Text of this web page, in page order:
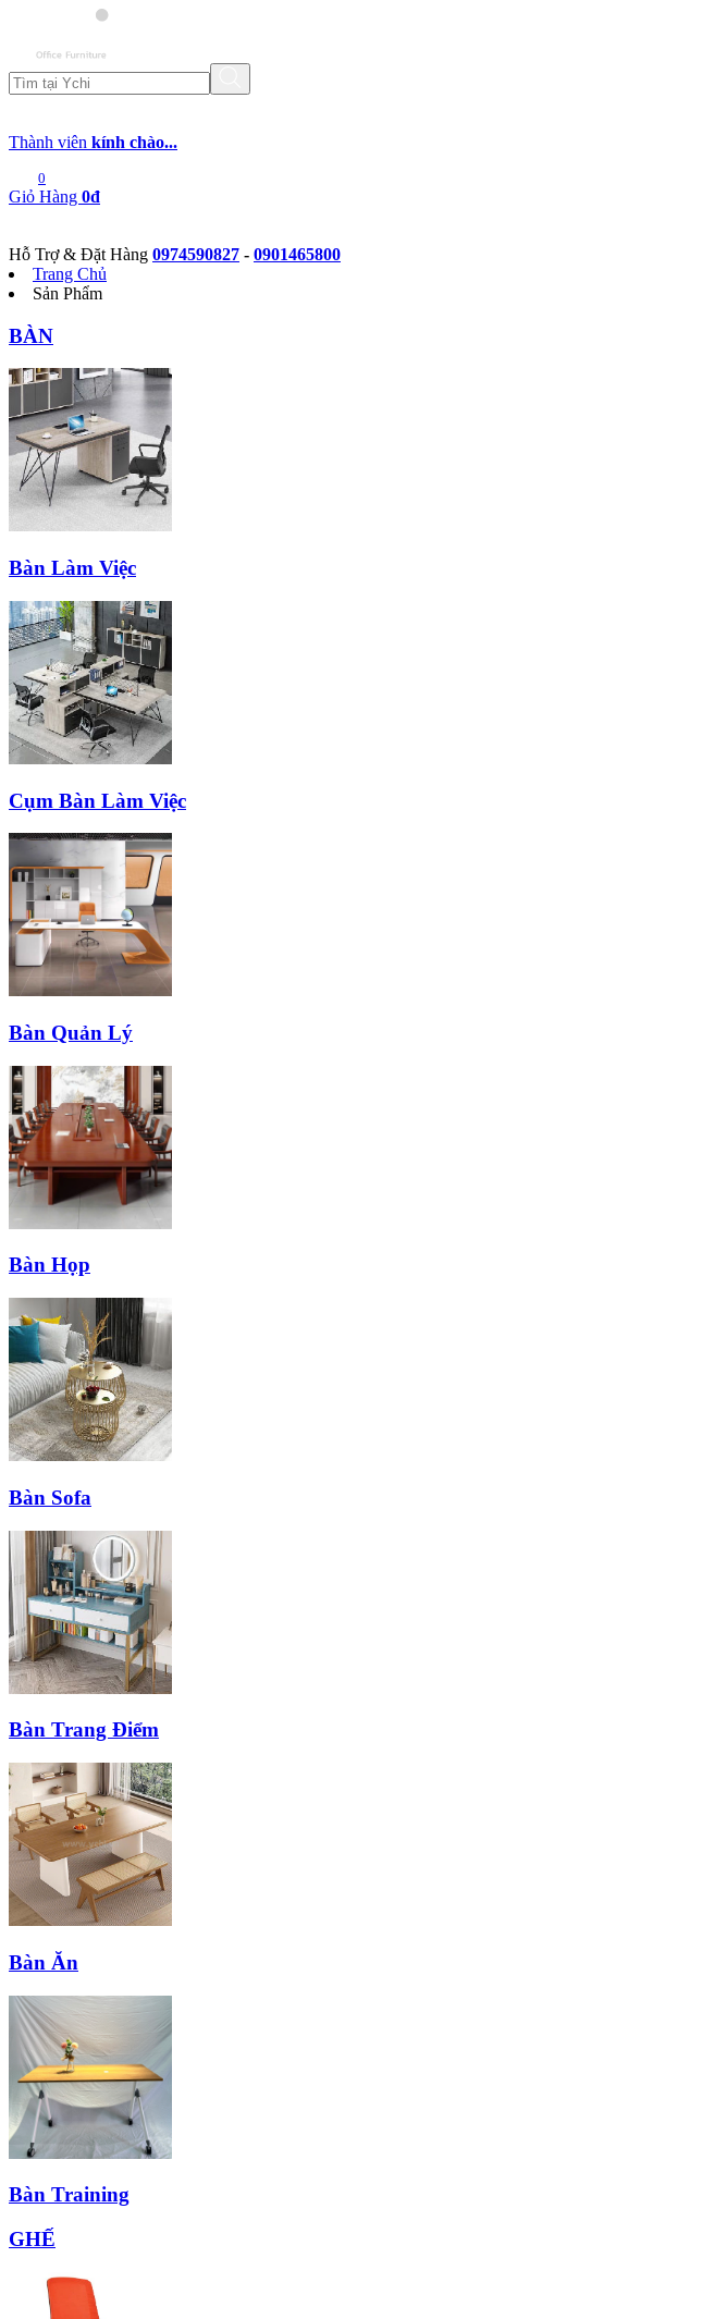
Thành viên kính chào...
0
Giỏ Hàng 0đ
Hỗ Trợ & Đặt Hàng 0974590827 - 0901465800
Trang Chủ
Sản Phẩm
BÀN
Bàn Làm Việc
Cụm Bàn Làm Việc
Bàn Quản Lý
Bàn Họp
Bàn Sofa
Bàn Trang Điểm
Bàn Ăn
Bàn Training
GHẾ